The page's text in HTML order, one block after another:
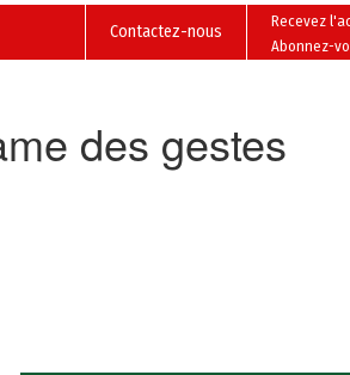
Recevez
Abonnez-
Contactez-nous
des gestes